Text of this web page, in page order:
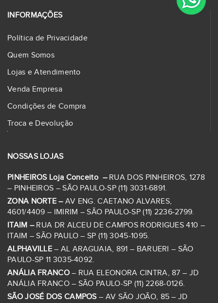
INFORMAÇÕES
Política de Privacidade
Quem Somos
Lojas e Atendimento
Venda Empresa
Condições de Compra
Troca e Devolução
NOSSAS LOJAS
PINHEIROS Loja Conceito – RUA DOS PINHEIROS, 1278
– PINHEIROS – SÃO PAULO-SP (11) 3031-6891.
ZONA NORTE – AV ENG. CAETANO ALVARES,
4601/4409 – IMIRIM – SÃO PAULO-SP (11) 2236-2799.
ITAIM – RUA DR ALCEU DE CAMPOS RODRIGUES 410 –
ITAIM – SÃO PAULO – SP (11) 3045-1095.
ALPHAVILLE – AL ARAGUAIA, 891 – BARUERI – SÃO
PAULO-SP 11 3035-4092.
ANÁLIA FRANCO– RUA ELEONORA CINTRA, 87 – JD
ANÁLIA FRANCO – SÃO PAULO-SP (11) 2268-0126.
SÃO JOSÉ DOS CAMPOS– AV SÃO JOÃO, 85 – JD